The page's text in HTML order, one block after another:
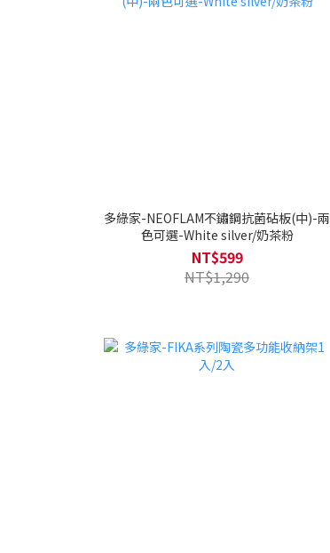
多綠家-NEOFLAM不鏽鋼抗菌砧板(中)-兩
色可選-White silver/奶茶粉
NT$599
NT$1,290